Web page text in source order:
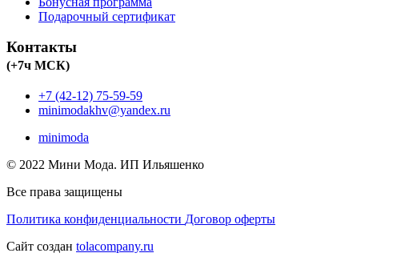
Подарочный сертификат
Контакты
(+7ч МСК)
+7 (42-12) 75-59-59
minimodakhv@yandex.ru
minimoda
© 2022 Мини Мода. ИП Ильяшенко
Все права защищены
Политика конфиденциальности Договор оферты
Сайт создан tolacompany.ru